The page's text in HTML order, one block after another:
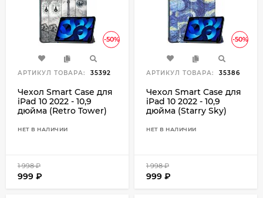
-50%
АРТИКУЛ ТОВАРА: 35392
Чехол Smart Case для
iPad 10 2022 - 10,9
дюйма (Retro Tower)
НЕТ В НАЛИЧИИ
1 998₽
999 ₽
-50%
АРТИКУЛ ТОВАРА: 35386
Чехол Smart Case для
iPad 10 2022 - 10,9
дюйма (Starry Sky)
НЕТ В НАЛИЧИИ
1 998₽
999 ₽